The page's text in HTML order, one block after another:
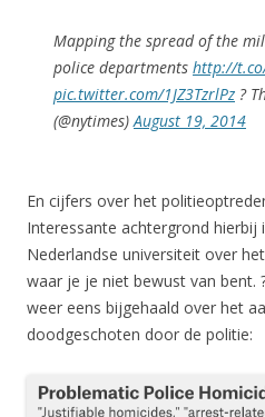
Mapping the spread of the
police departments http://
pic.twitter.com/1JZ3TzrlPz ?
(@nytimes)August 19, 2014
En cijfers over het
Interessante achtergrond hierbij
Nederlandse universiteit over
waar je je niet bewust van bent.
weer eens bijgehaald over het
doodgeschoten door de politie: